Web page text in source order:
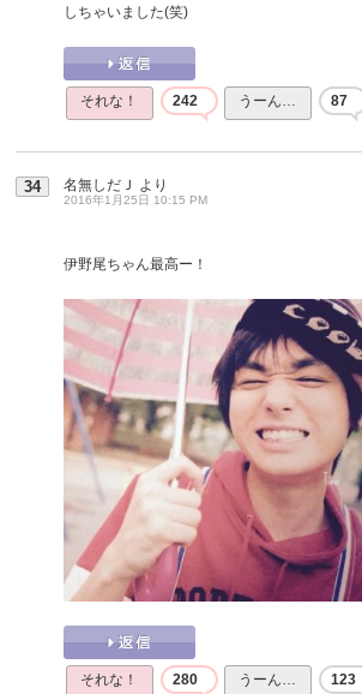
しちゃいました(笑)
それな！ 242 うーん… 87
34 名無しだＪ より
2016年1月25日 10:15 PM
伊野尾ちゃん最高ー！
それな！ 280 うーん… 123